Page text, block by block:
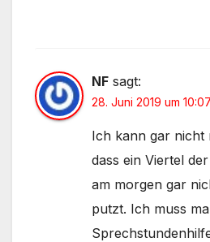
NF sagt:
28. Juni 2019 um
Ich kann gar nicht
dass ein Viertel
am morgen gar
putzt. Ich muss